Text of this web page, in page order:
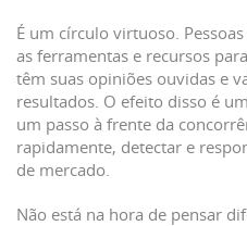
É um círculo virtuoso.
as ferramentas e recursos
têm suas opiniões ouvidas e
resultados. O efeito disso é
um passo à frente da
rapidamente, detectar e
de mercado.
Não está na hora de pensar